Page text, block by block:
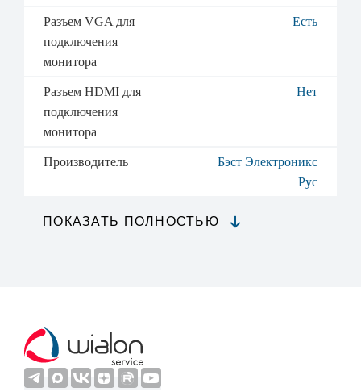
Разъем VGA для
подключения
монитора
Есть
Разъем HDMI для
подключения
монитора
Нет
Производитель
Бэст Электроникс
Рус
ПОКАЗАТЬ ПОЛНОСТЬЮ